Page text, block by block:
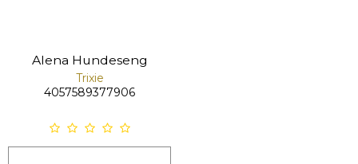
Alena Hundeseng
Trixie
4057589377906